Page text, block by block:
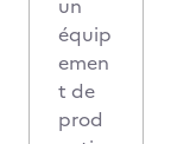
un
équip
emen
t de
prod